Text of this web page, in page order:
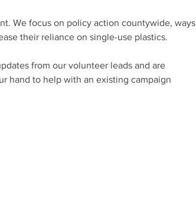
We focus on policy action countywide, ways
their reliance on single-use plastics.
from our volunteer leads and are
hand to help with an existing campaign